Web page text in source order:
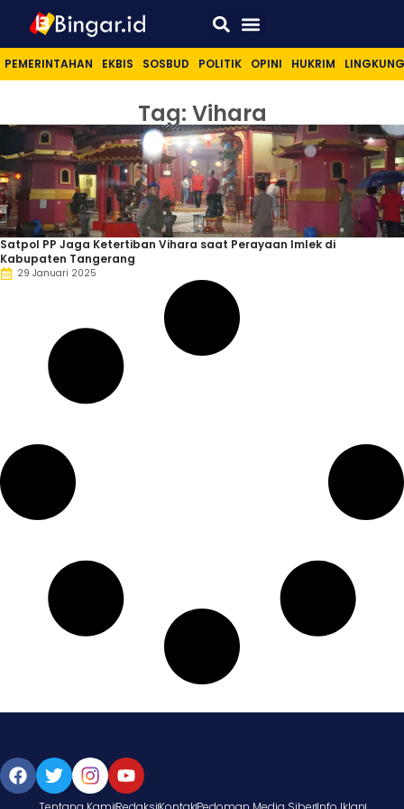
PEMERINTAHAN EKBIS SOSBUD POLITIK OPINI HUKRIM
Tag: Vihara
Satpol PP Jaga Ketertiban Vihara saat Perayaan Imlek di
Kabupaten Tangerang
29 Januari 2025